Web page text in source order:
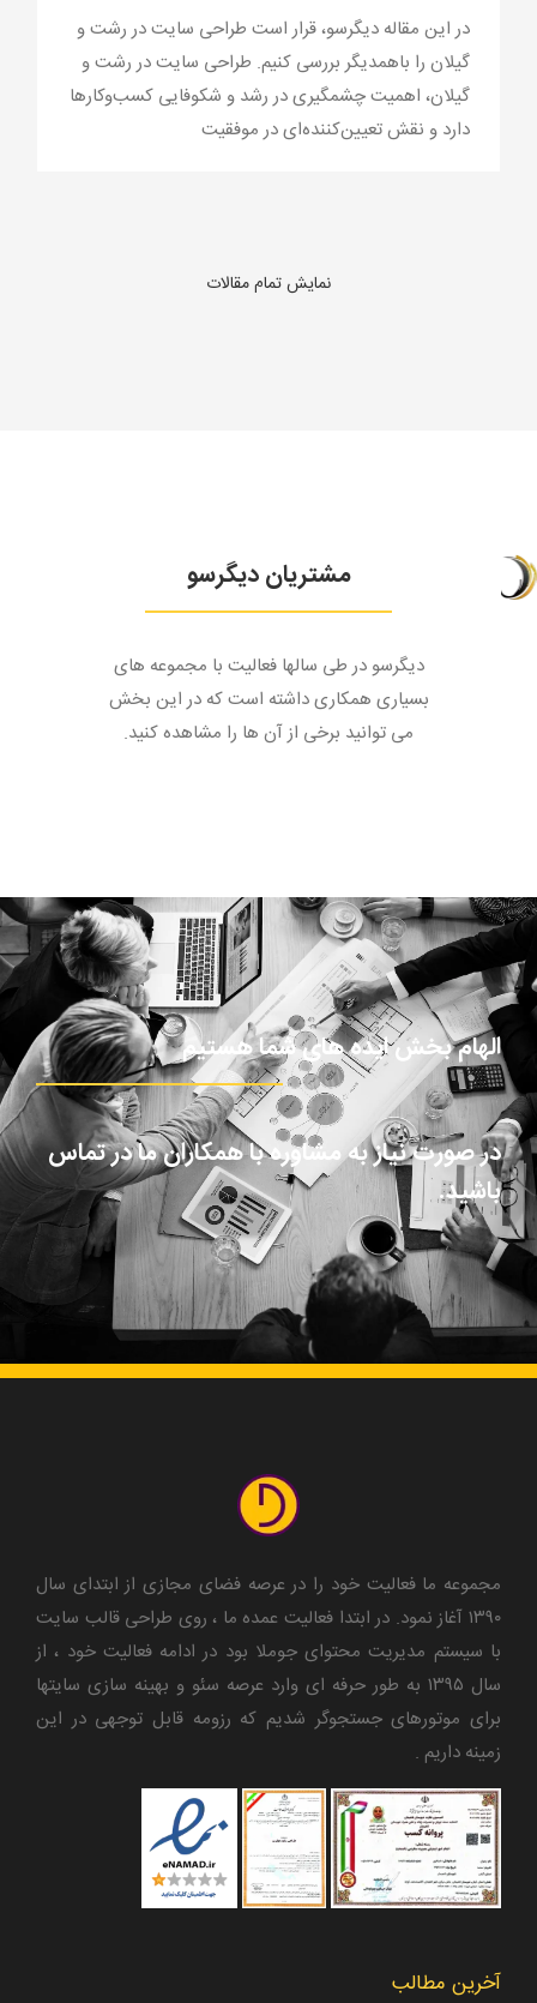
در این مقاله دیگرسو، قرار است طراحی سایت در رشت و
گیلان را باهمدیگر بررسی کنیم. طراحی سایت در رشت و
گیلان، اهمیت چشمگیری در رشد و شکوفایی کسب‌وکارها
دارد و نقش تعیین‌کننده‌ای در موفقیت
نمایش تمام مقالات
مشتریان دیگرسو
دیگرسو در طی سالها فعالیت با مجموعه های
بسیاری همکاری داشته است که در این بخش
می توانید برخی از آن ها را مشاهده کنید.
الهام بخش ایده های شما هستیم
در صورت نیاز به مشاوره با همکاران ما در تماس
باشید.
مجموعه ما فعالیت خود را در عرصه فضای مجازی از ابتدای سال
۱۳۹۰ آغاز نمود. در ابتدا فعالیت عمده ما ، روی طراحی قالب سایت
با سیستم مدیریت محتوای جوملا بود در ادامه فعالیت خود ، از
سال ۱۳۹۵ به طور حرفه ای وارد عرصه سئو و بهینه سازی سایتها
برای موتورهای جستجوگر شدیم که رزومه قابل توجهی در این
زمینه داریم .
آخرین مطالب